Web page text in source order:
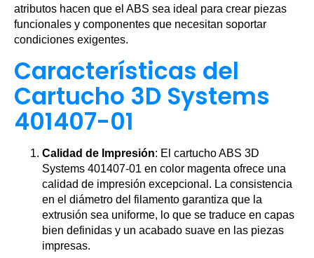
atributos hacen que el ABS sea ideal para crear piezas
funcionales y componentes que necesitan soportar
condiciones exigentes.
Características del
Cartucho 3D Systems
401407-01
Calidad de Impresión: El cartucho ABS 3D
Systems 401407-01 en color magenta ofrece una
calidad de impresión excepcional. La consistencia
en el diámetro del filamento garantiza que la
extrusión sea uniforme, lo que se traduce en capas
bien definidas y un acabado suave en las piezas
impresas.